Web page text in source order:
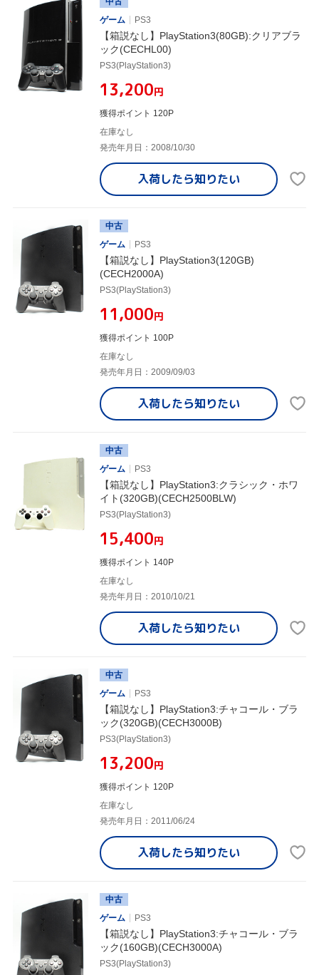
ゲーム
PS3
【箱説なし】PlayStation3(80GB):クリアブラ
ック(CECHL00)
PS3(PlayStation3)
¥13,200円
獲得ポイント 120P
在庫なし
発売年月日：2008/10/30
入荷したら知りたい
中古
ゲーム
PS3
【箱説なし】PlayStation3(120GB)
(CECH2000A)
PS3(PlayStation3)
¥11,000円
獲得ポイント 100P
在庫なし
発売年月日：2009/09/03
入荷したら知りたい
中古
ゲーム
PS3
【箱説なし】PlayStation3:クラシック・ホワ
イト(320GB)(CECH2500BLW)
PS3(PlayStation3)
¥15,400円
獲得ポイント 140P
在庫なし
発売年月日：2010/10/21
入荷したら知りたい
中古
ゲーム
PS3
【箱説なし】PlayStation3:チャコール・ブラ
ック(320GB)(CECH3000B)
PS3(PlayStation3)
¥13,200円
獲得ポイント 120P
在庫なし
発売年月日：2011/06/24
入荷したら知りたい
中古
ゲーム
PS3
【箱説なし】PlayStation3:チャコール・ブラ
ック(160GB)(CECH3000A)
PS3(PlayStation3)